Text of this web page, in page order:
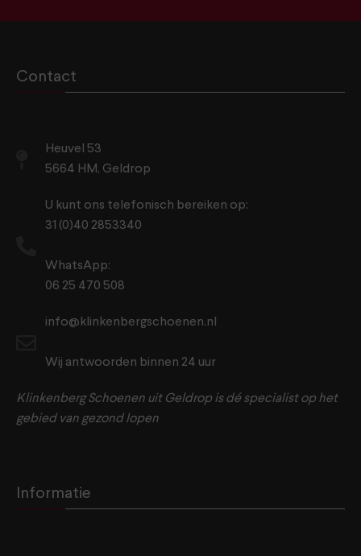
Contact
Heuvel 53
5664 HM, Geldrop
U kunt ons telefonisch bereiken op:
31 (0)40 2853340
WhatsApp:
06 25 470 508
info@klinkenbergschoenen.nl
Wij antwoorden binnen 24 uur
Klinkenberg Schoenen uit Geldrop is dé specialist op het
gebied van gezond lopen
Informatie